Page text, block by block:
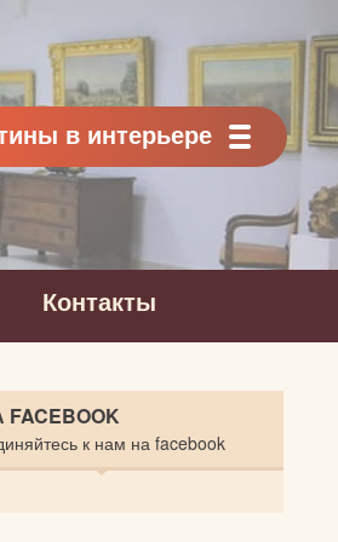
в интерьере
Контакты
к нам на facebook